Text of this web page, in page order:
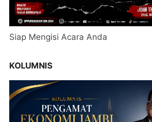
Siap Mengisi Acara Anda
KOLUMNIS